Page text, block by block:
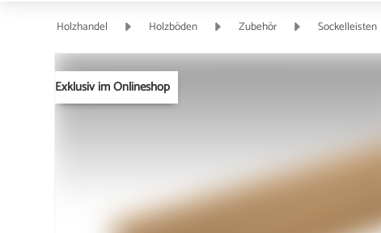
Holzhandel Holzböden Zubehör Sockelleisten
Exklusiv im Onlineshop